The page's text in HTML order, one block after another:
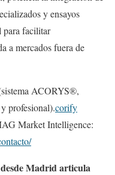
y ensayos
para facilitar
a mercados fuera de
ACORYS®,
profesional).corify
Market Intelligence:
Madrid articula